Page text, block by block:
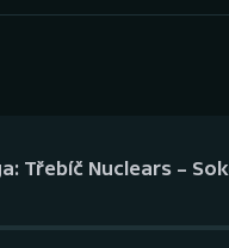
Třebíč Nuclears –